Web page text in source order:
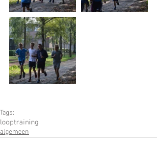
Tags:
looptraining
algemeen